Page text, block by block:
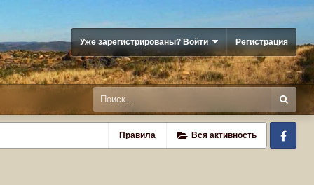
Уже зарегистрированы? Войти Регистрация
Правила Вся активность